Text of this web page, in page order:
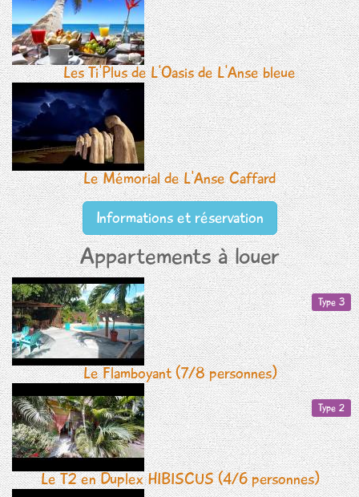
Les Ti'Plus de L'Oasis de L'Anse bleue
Le Mémorial de L'Anse Caffard
Informations et réservation
Appartements à louer
Type 3
Le Flamboyant (7/8 personnes)
Type 2
Le T2 en Duplex HIBISCUS (4/6 personnes)